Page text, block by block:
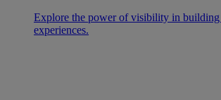
Explore the power of visibility in building
experiences.